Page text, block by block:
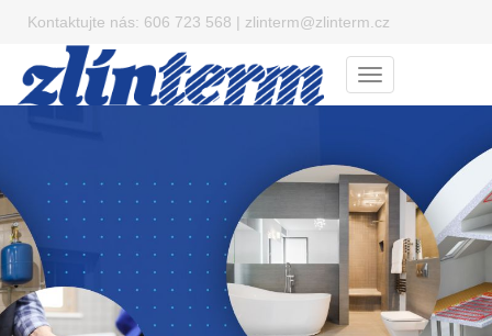
Kontaktujte nás: 606 723 568 | zlinterm@zlinterm.cz
Menu